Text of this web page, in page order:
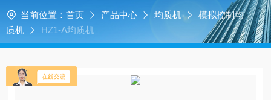
当前位置： 首页 产品中心 均质机
模拟控制均
质机
HZ1-A均质机